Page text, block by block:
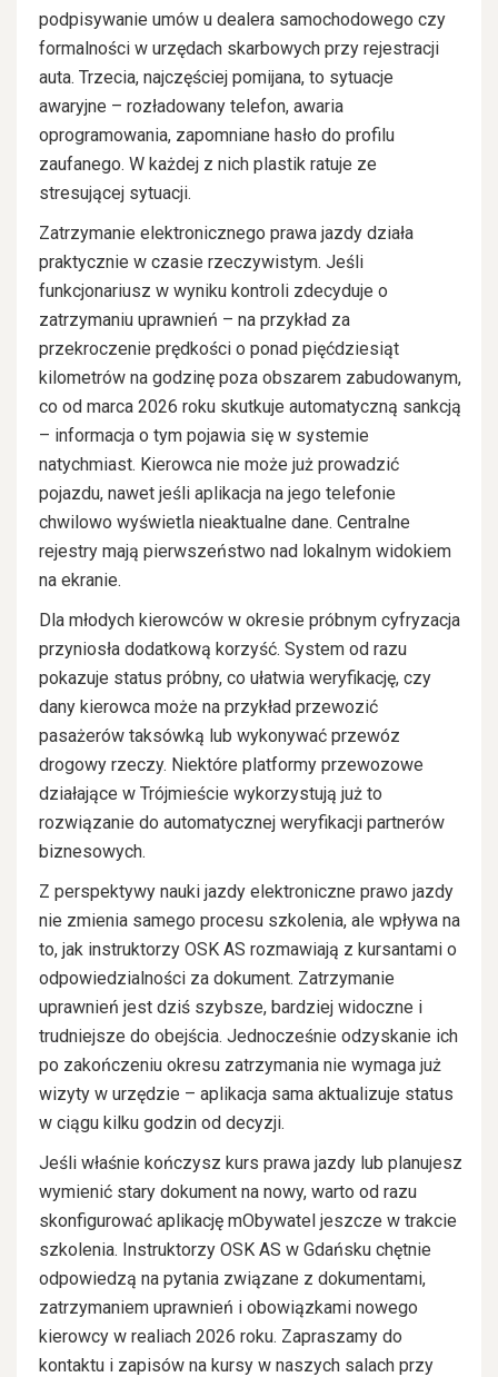
podpisywanie umów u dealera samochodowego czy
formalności w urzędach skarbowych przy rejestracji
auta. Trzecia, najczęściej pomijana, to sytuacje
awaryjne – rozładowany telefon, awaria
oprogramowania, zapomniane hasło do profilu
zaufanego. W każdej z nich plastik ratuje ze
stresującej sytuacji.
Zatrzymanie elektronicznego prawa jazdy działa
praktycznie w czasie rzeczywistym. Jeśli
funkcjonariusz w wyniku kontroli zdecyduje o
zatrzymaniu uprawnień – na przykład za
przekroczenie prędkości o ponad pięćdziesiąt
kilometrów na godzinę poza obszarem zabudowanym,
co od marca 2026 roku skutkuje automatyczną sankcją
– informacja o tym pojawia się w systemie
natychmiast. Kierowca nie może już prowadzić
pojazdu, nawet jeśli aplikacja na jego telefonie
chwilowo wyświetla nieaktualne dane. Centralne
rejestry mają pierwszeństwo nad lokalnym widokiem
na ekranie.
Dla młodych kierowców w okresie próbnym cyfryzacja
przyniosła dodatkową korzyść. System od razu
pokazuje status próbny, co ułatwia weryfikację, czy
dany kierowca może na przykład przewozić
pasażerów taksówką lub wykonywać przewóz
drogowy rzeczy. Niektóre platformy przewozowe
działające w Trójmieście wykorzystują już to
rozwiązanie do automatycznej weryfikacji partnerów
biznesowych.
Z perspektywy nauki jazdy elektroniczne prawo jazdy
nie zmienia samego procesu szkolenia, ale wpływa na
to, jak instruktorzy OSK AS rozmawiają z kursantami o
odpowiedzialności za dokument. Zatrzymanie
uprawnień jest dziś szybsze, bardziej widoczne i
trudniejsze do obejścia. Jednocześnie odzyskanie ich
po zakończeniu okresu zatrzymania nie wymaga już
wizyty w urzędzie – aplikacja sama aktualizuje status
w ciągu kilku godzin od decyzji.
Jeśli właśnie kończysz kurs prawa jazdy lub planujesz
wymienić stary dokument na nowy, warto od razu
skonfigurować aplikację mObywatel jeszcze w trakcie
szkolenia. Instruktorzy OSK AS w Gdańsku chętnie
odpowiedzą na pytania związane z dokumentami,
zatrzymaniem uprawnień i obowiązkami nowego
kierowcy w realiach 2026 roku. Zapraszamy do
kontaktu i zapisów na kursy w naszych salach przy